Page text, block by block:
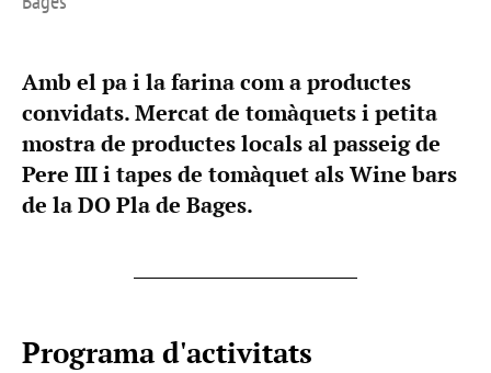
Amb el pa i la farina com a productes
convidats. Mercat de tomàquets i petita
mostra de productes locals al passeig de
Pere III i tapes de tomàquet als Wine bars
de la DO Pla de Bages.
Programa d'activitats